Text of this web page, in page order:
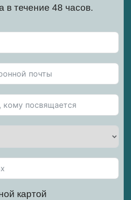
в течение 48 часов.
картой